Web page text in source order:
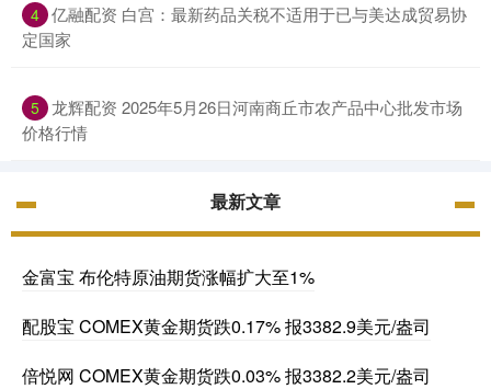
4 亿融配资 白宫：最新药品关税不适用于已与美达成贸易协
定国家
5 龙辉配资 2025年5月26日河南商丘市农产品中心批发市场
价格行情
最新文章
金富宝 布伦特原油期货涨幅扩大至1%
配股宝 COMEX黄金期货跌0.17% 报3382.9美元/盎司
倍悦网 COMEX黄金期货跌0.03% 报3382.2美元/盎司